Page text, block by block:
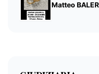
Matteo